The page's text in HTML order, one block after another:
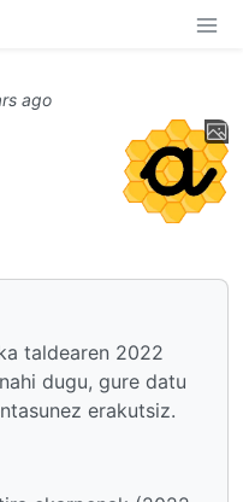
ago
taldearen 2022
dugu, gure datu
erakutsiz.